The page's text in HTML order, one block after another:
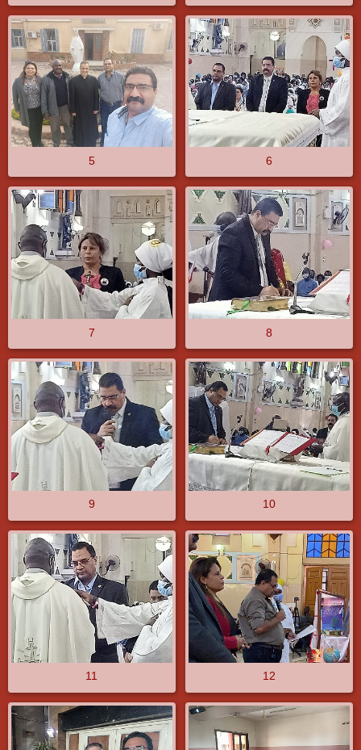
5 6
7 8
9 10
11 12